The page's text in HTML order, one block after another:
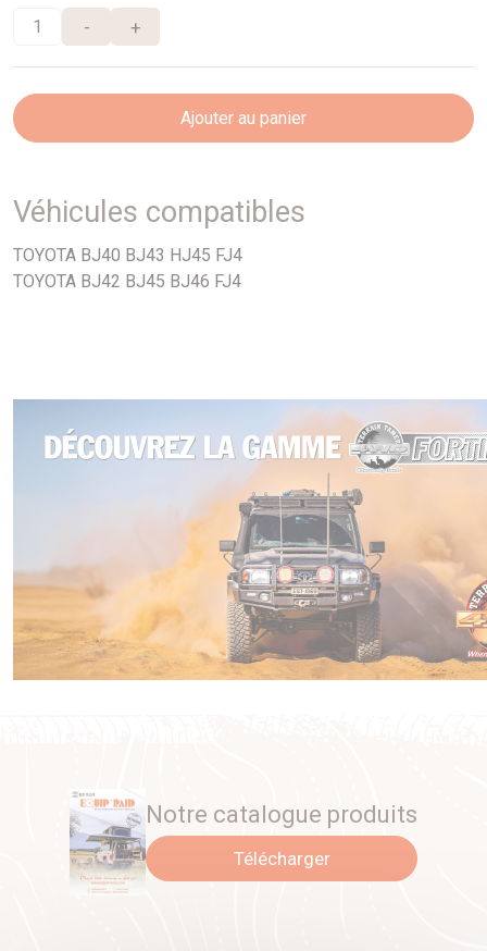
- +
Ajouter au panier
Véhicules compatibles
TOYOTA BJ40 BJ43 HJ45 FJ4
TOYOTA BJ42 BJ45 BJ46 FJ4
Notre catalogue produits
Télécharger